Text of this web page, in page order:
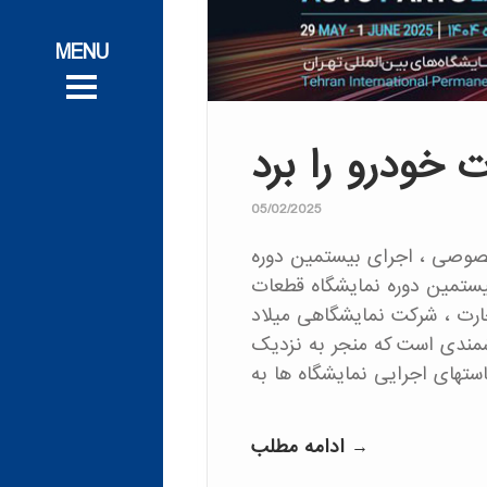
پروژه‌های
پروژه‌های
را برد
05/02/2025
، اجرای بیستمین دوره
دوره نمایشگاه قطعات
، شرکت نمایشگاهی میلاد
است که منجر به نزدیک
ادامه مطلب →